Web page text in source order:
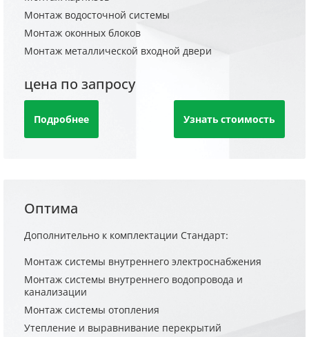
Монтаж водосточной системы
Монтаж оконных блоков
Монтаж металлической входной двери
цена по запросу
Подробнее Узнать стоимость
Оптима
Дополнительно к комплектации Стандарт:
Монтаж системы внутреннего электроснабжения
Монтаж системы внутреннего водопровода и
канализации
Монтаж системы отопления
Утепление и выравнивание перекрытий